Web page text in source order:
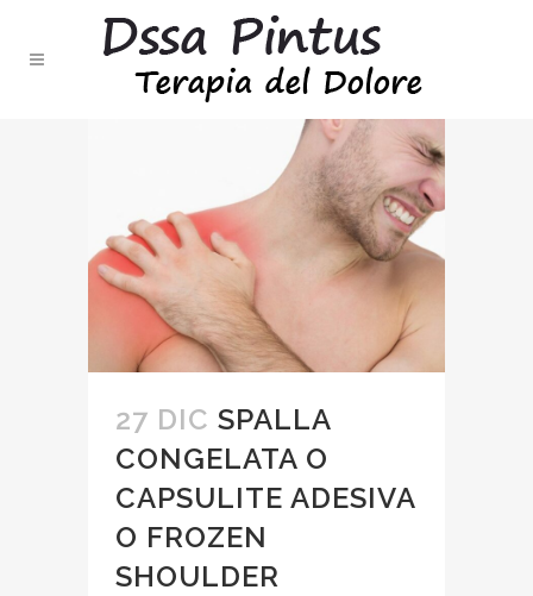
27 DIC SPALLA
CONGELATA O
CAPSULITE ADESIVA
O FROZEN
SHOULDER